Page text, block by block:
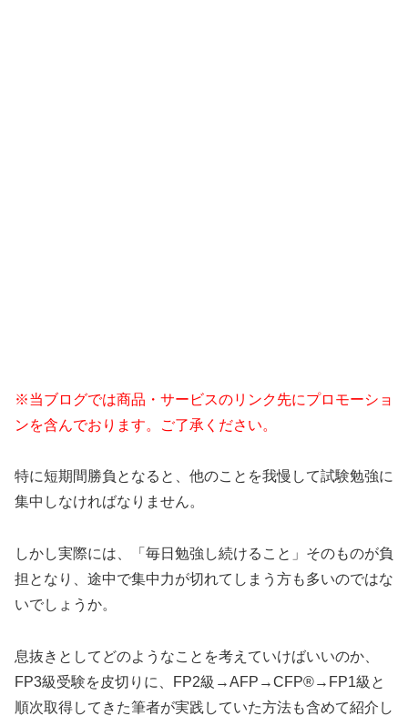
※当ブログでは商品・サービスのリンク先にプロモーショ
ンを含んでおります。ご了承ください。
特に短期間勝負となると、他のことを我慢して試験勉強に
集中しなければなりません。
しかし実際には、「毎日勉強し続けること」そのものが負
担となり、途中で集中力が切れてしまう方も多いのではな
いでしょうか。
息抜きとしてどのようなことを考えていけばいいのか、
FP3級受験を皮切りに、FP2級→AFP→CFP®→FP1級と
順次取得してきた筆者が実践していた方法も含めて紹介し